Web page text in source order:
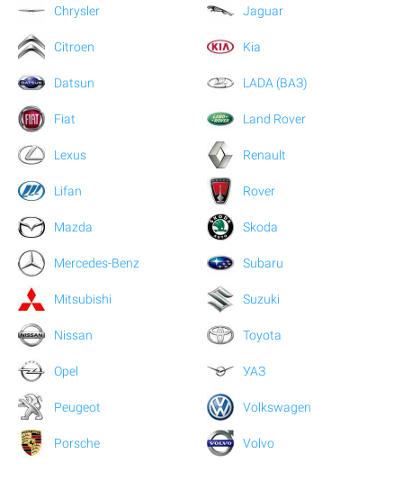
Chrysler
Citroen
Datsun
Fiat
Jaguar
Kia
LADA (ВАЗ)
Land Rover
Lexus
Lifan
Mazda
Mercedes-Benz
Mitsubishi
Nissan
Opel
Peugeot
Porsche
Renault
Rover
Skoda
Subaru
Suzuki
Toyota
УАЗ
Volkswagen
Volvo